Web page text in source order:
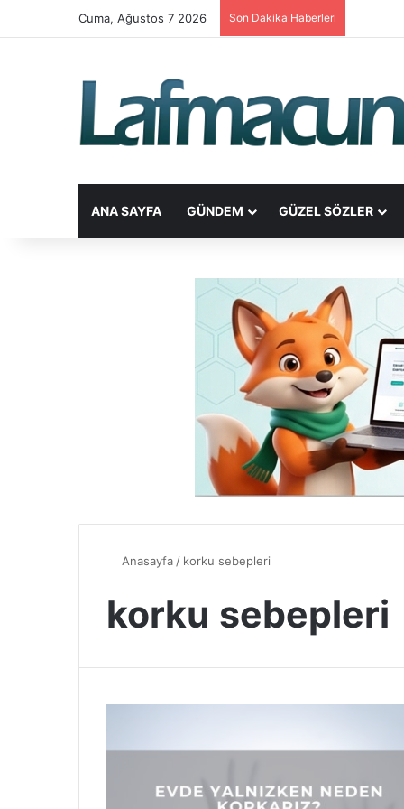
Cuma, Ağustos 7 2026 Son Dakika Haberleri
ANA SAYFA GÜNDEM GÜZEL SÖZLER
Anasayfa/ korku sebepleri
korku sebepleri